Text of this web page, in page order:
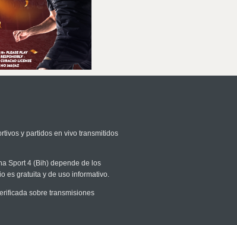
y partidos en vivo transmitidos
Sport 4 (Bih) depende de los
es gratuita y de uso informativo.
sobre transmisiones